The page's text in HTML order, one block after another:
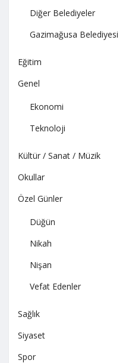
Diğer Belediyeler
Gazimağusa Belediyesi
Eğitim
Genel
Ekonomi
Teknoloji
Kültür / Sanat / Müzik
Okullar
Özel Günler
Düğün
Nikah
Nişan
Vefat Edenler
Sağlık
Siyaset
Spor